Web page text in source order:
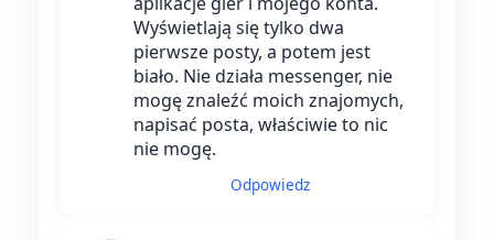
Wyświetlają się tylko dwa
pierwsze posty, a potem jest
biało. Nie działa messenger, nie
mogę znaleźć moich znajomych,
napisać posta, właściwie to nic
nie mogę.
Odpowiedz